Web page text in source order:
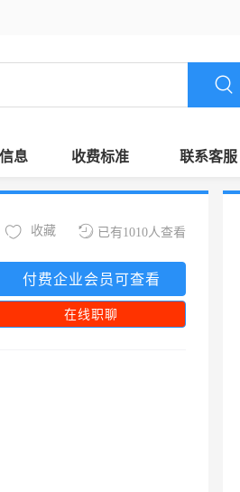
息 收费标准 联系客服
已有1010人查看
收藏
付费企业会员可查看
在线职聊